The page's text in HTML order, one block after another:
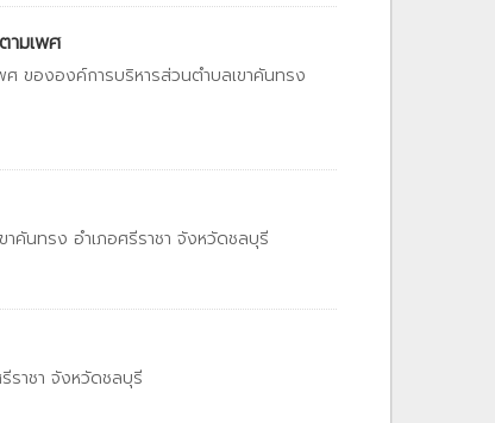
ามเพศ
ขององค์การบริหารส่วนตำบลเขาคันทรง
คันทรง อำเภอศรีราชา จังหวัดชลบุรี
ราชา จังหวัดชลบุรี